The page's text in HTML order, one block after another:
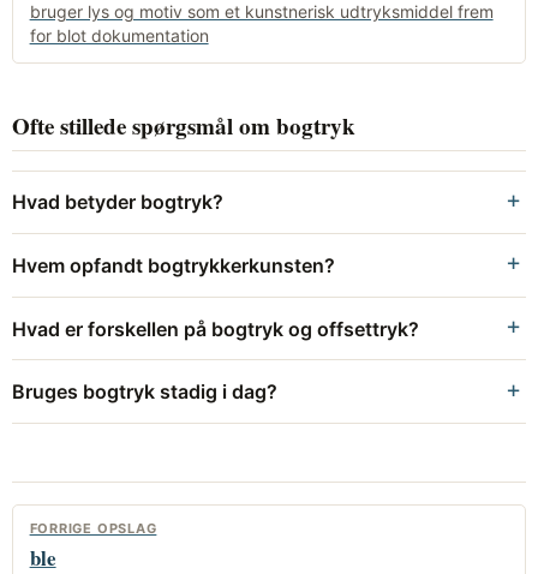
bruger lys og motiv som et kunstnerisk udtryksmiddel frem
for blot dokumentation
Ofte stillede spørgsmål om bogtryk
Hvad betyder bogtryk?
Hvem opfandt bogtrykkerkunsten?
Hvad er forskellen på bogtryk og offsettryk?
Bruges bogtryk stadig i dag?
FORRIGE OPSLAG
ble